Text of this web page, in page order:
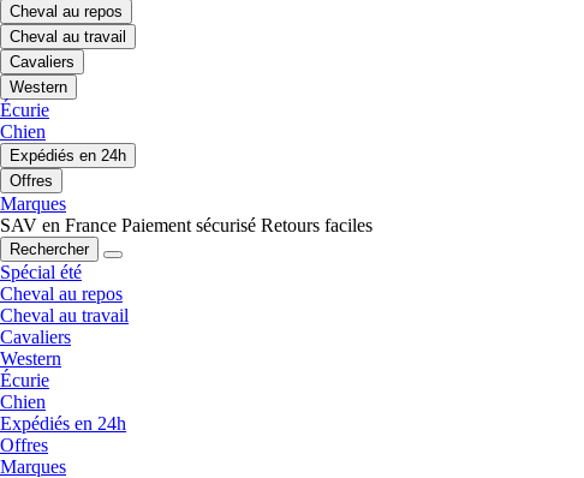
Cheval au repos
Cheval au travail
Cavaliers
Western
Écurie
Chien
Expédiés en 24h
Offres
Marques
SAV en France Paiement sécurisé Retours faciles
Rechercher
Spécial été
Cheval au repos
Cheval au travail
Cavaliers
Western
Écurie
Chien
Expédiés en 24h
Offres
Marques